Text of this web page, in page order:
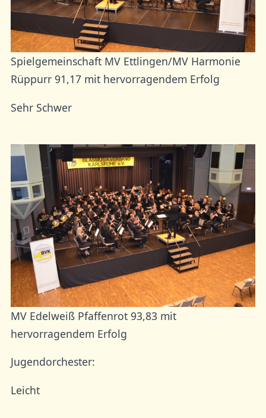
Spielgemeinschaft MV Ettlingen/MV Harmonie
Rüppurr 91,17 mit hervorragendem Erfolg
Sehr Schwer
MV Edelweiß Pfaffenrot 93,83 mit
hervorragendem Erfolg
Jugendorchester:
Leicht